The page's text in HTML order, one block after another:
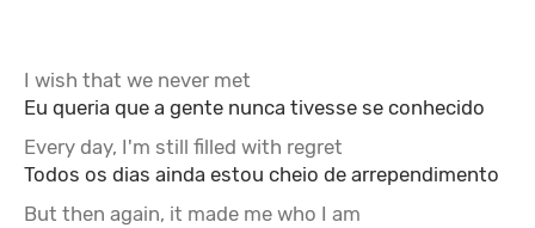
Eu queria que a gente nunca tivesse se conhecido
Todos os dias ainda estou cheio de arrependimento
I wish that we never met
Every day, I'm still filled with regret
But then again, it made me who I am